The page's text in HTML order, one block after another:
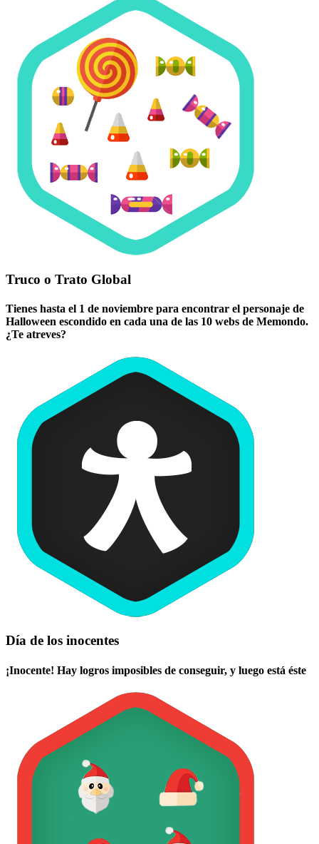
Truco o Trato Global
Tienes hasta el 1 de noviembre para encontrar el personaje de
Halloween escondido en cada una de las 10 webs de Memondo.
¿Te atreves?
Día de los inocentes
¡Inocente! Hay logros imposibles de conseguir, y luego está éste